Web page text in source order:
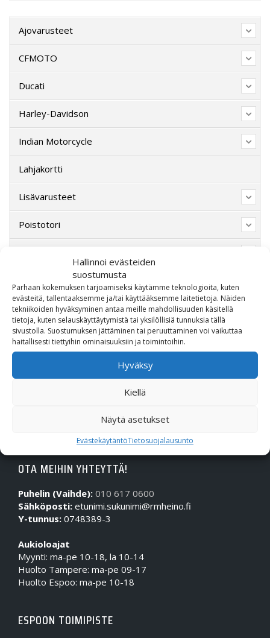
Hallinnoi evästeiden
suostumusta
Parhaan kokemuksen tarjoamiseksi käytämme teknologioita, kuten
evästeitä, tallentaaksemme ja/tai käyttääksemme laitetietoja. Näiden
tekniikoiden hyväksyminen antaa meille mahdollisuuden käsitellä
tietoja, kuten selauskäyttäytymistä tai yksilöllisiä tunnuksia tällä
sivustolla. Suostumuksen jättäminen tai peruuttaminen voi vaikuttaa
haitallisesti tiettyihin ominaisuuksiin ja toimintoihin.
Hyväksy
Kiellä
Näytä asetukset
EvästekäytäntöTietosuojalausunto
Ajovarusteet
CFMOTO
Ducati
Harley-Davidson
Indian Motorcycle
Lahjakortti
Lisävarusteet
Poistotori
SW-Motech
Varaosat/Sekalaiset
OTA MEIHIN YHTEYTTÄ!
Puhelin (Vaihde): 010 617 0600
Sähköposti: etunimi.sukunimi@rmheino.fi
Y-tunnus: 0748389-3
Aukioloajat
Myynti: ma-pe 10-18, la 10-14
Huolto Tampere: ma-pe 09-17
Huolto Espoo: ma-pe 10-18
ESPOON TOIMIPISTE